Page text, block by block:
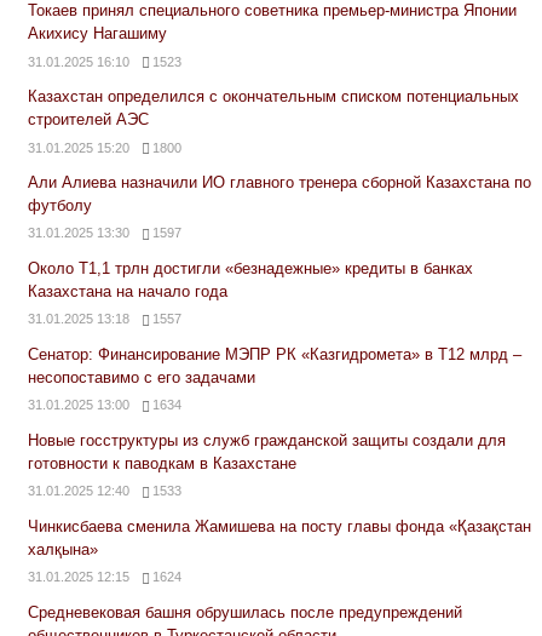
Токаев принял специального советника премьер-министра Японии
Акихису Нагашиму
31.01.2025 16:10 1523
Казахстан определился с окончательным списком потенциальных
строителей АЭС
31.01.2025 15:20 1800
Али Алиева назначили ИО главного тренера сборной Казахстана по
футболу
31.01.2025 13:30 1597
Около Т1,1 трлн достигли «безнадежные» кредиты в банках
Казахстана на начало года
31.01.2025 13:18 1557
Сенатор: Финансирование МЭПР РК «Казгидромета» в Т12 млрд –
несопоставимо с его задачами
31.01.2025 13:00 1634
Новые госструктуры из служб гражданской защиты создали для
готовности к паводкам в Казахстане
31.01.2025 12:40 1533
Чинкисбаева сменила Жамишева на посту главы фонда «Қазақстан
халқына»
31.01.2025 12:15 1624
Средневековая башня обрушилась после предупреждений